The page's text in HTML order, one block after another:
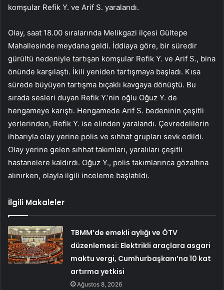
komşular Refik Y. ve Arif S. yaralandı.
Olay, saat 18.00 sıralarında Melikgazi ilçesi Gültepe
Mahallesinde meydana geldi. İddiaya göre, bir süredir
gürültü nedeniyle tartışan komşular Refik Y. ve Arif S., bina
önünde karşılaştı. İkili yeniden tartışmaya başladı. Kısa
sürede büyüyen tartışma bıçaklı kavgaya dönüştü. Bu
sırada sesleri duyan Refik Y.’nin oğlu Oğuz Y. de
hengameye karıştı. Hengamede Arif S. bedeninin çeşitli
yerlerinden, Refik Y. ise elinden yaralandı. Çevredelilerin
ihbarıyla olay yerine polis ve sıhhat grupları sevk edildi.
Olay yerine gelen sıhhat takımları, yaralıları çeşitli
hastanelere kaldırdı. Oğuz Y., polis takımlarınca gözaltına
alınırken, olayla ilgili inceleme başlatıldı.
İlgili Makaleler
TBMM’de emekli aylığı ve ÖTV
düzenlemesi: Elektrikli araçlara asgari
maktu vergi, Cumhurbaşkanı’na 10 kat
artırma yetkisi
Ağustos 8, 2026